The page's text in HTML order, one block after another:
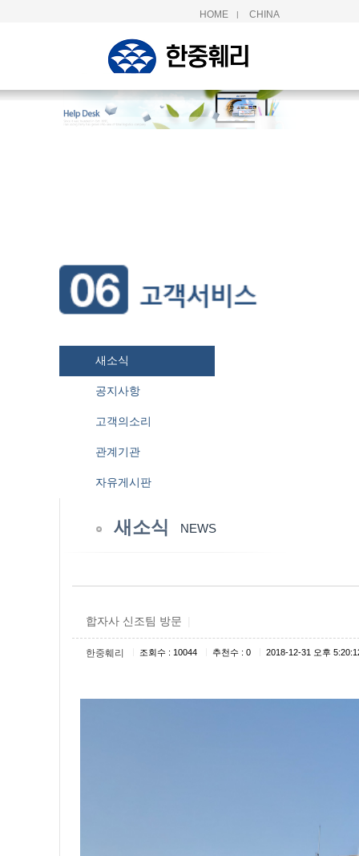
HOME | CHINA
새소식
공지사항
고객의소리
관계기관
자유게시판
새소식 NEWS
합자사 신조팀 방문
한중훼리 조회수 : 10044 추천수 : 0 2018-12-31 오후